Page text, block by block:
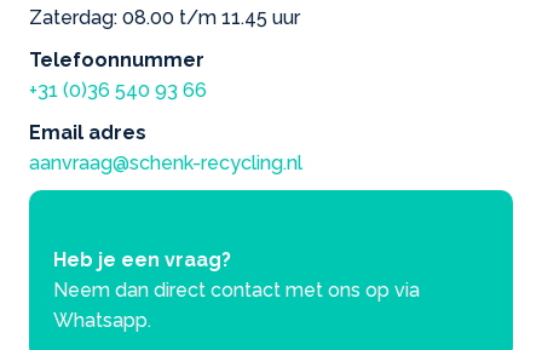
Zaterdag: 08.00 t/m 11.45 uur
Telefoonnummer
+31 (0)36 540 93 66
Email adres
aanvraag@schenk-recycling.nl
Heb je een vraag?
Neem dan direct contact met ons op via
Whatsapp.